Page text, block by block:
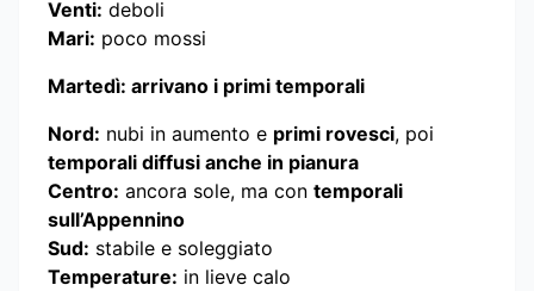
Venti: deboli
Mari: poco mossi
Martedì: arrivano i primi temporali
Nord: nubi in aumento e primi rovesci, poi
temporali diffusi anche in pianura
Centro: ancora sole, ma con temporali
sull’Appennino
Sud: stabile e soleggiato
Temperature: in lieve calo